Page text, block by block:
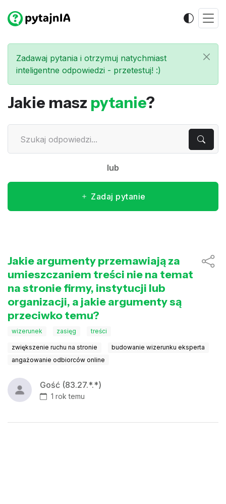
Zadawaj pytania i otrzymuj natychmiast
inteligentne odpowiedzi - przetestuj! :)
Jakie masz pytanie?
lub
Zadaj pytanie
Jakie argumenty przemawiają za
umieszczaniem treści nie na temat
na stronie firmy, instytucji lub
organizacji, a jakie argumenty są
przeciwko temu?
wizerunek zasięg treści
zwiększenie ruchu na stronie
budowanie wizerunku eksperta
angażowanie odbiorców online
Gość (83.27.*.*)
1 rok temu